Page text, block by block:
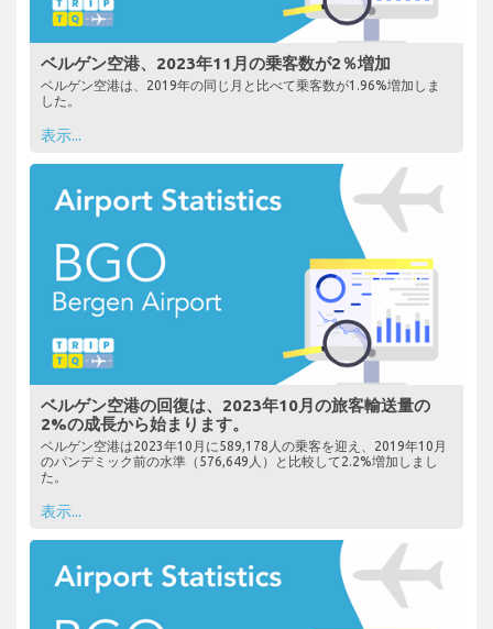
ベルゲン空港、2023年11月の乗客数が2％増加
ベルゲン空港は、2019年の同じ月と比べて乗客数が1.96%増加しま
した。
表示...
ベルゲン空港の回復は、2023年10月の旅客輸送量の
2%の成長から始まります。
ベルゲン空港は2023年10月に589,178人の乗客を迎え、2019年10月
のパンデミック前の水準（576,649人）と比較して2.2%増加しまし
た。
表示...